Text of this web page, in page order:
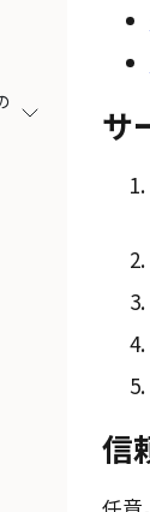
サ
信